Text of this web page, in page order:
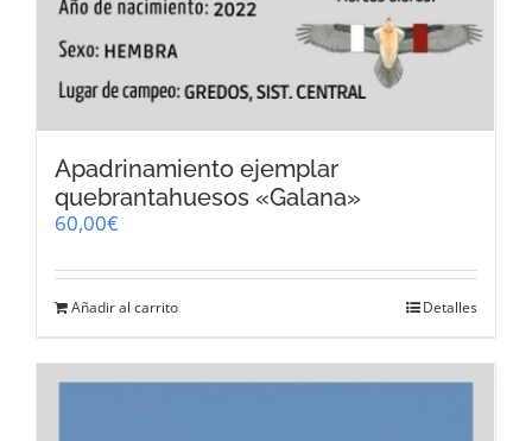
Apadrinamiento ejemplar
quebrantahuesos «Galana»
60,00€
Añadir al carrito Detalles